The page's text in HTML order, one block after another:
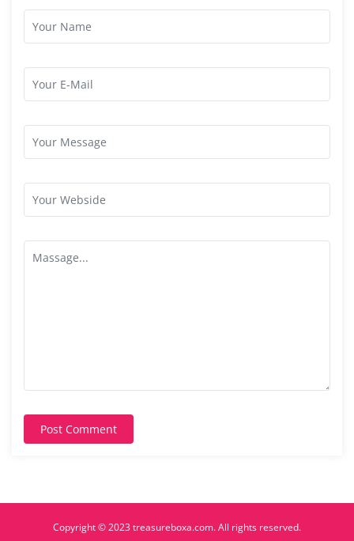
Post Comment
Copyright © 2023 treasureboxa.com. All rights reserved.